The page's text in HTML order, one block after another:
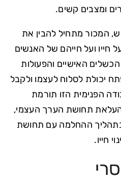
ומצבים קשים.
המכור מתחיל להבין את
חייו ועל חייהם של האנשים
האישיים והפעולות
יכולת לסלוח לעצמו ולקבל
הפנימית הזו תורמת
תחושת הערך העצמי,
ההחלמה עם תחושת
חייו.